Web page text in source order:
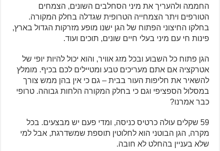
החממה ולהעריך את מיני הסחלבים השונים, הצמחים
הטורפים ויתר הצמחייה הטרופית שגדלה בחלק המקורה.
בחלקו החיצוני הפתוח של הגן ישנו מופע מזרקות הגדול בארץ,
פינות חי עם מיני בעלי חיים שונים, תוכים ועוד.
הגן פתוח כל השבוע ובכל מזג אוויר, והוא יכול להיות יופי של
אטרקציה אם אתם מעריכים טבע ומטיילים לכם בכיף. מומלץ
להשאיר את חליפות העור בבית – גם כי אין בהן ממש צורך
במסלול הספציפי וגם כי בחלק המקורה הלחות גבוהה. טרופי
כבר אמרנו?
59 שקלים עולה כרטיס כניסה, ומדי פעם יש מבצעים. בכל
מקרה, הגן הבוטני הוא לחלוטין תוספת שמשדרגת, אבל למי
שלא בעניין בהחלט לא חובה.